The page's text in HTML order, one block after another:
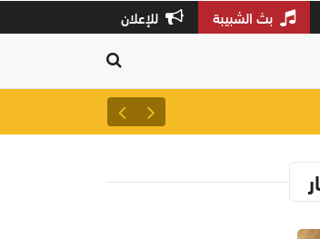
بث الشبيبة للإعلان
جلالة السُّلطان المعظم